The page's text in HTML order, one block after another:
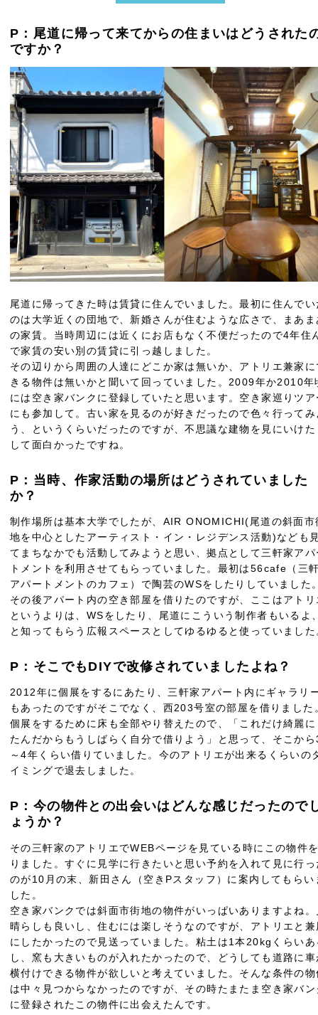
P：尾道に帰って来てからの住まいはどうされた
ですか？
尾道に帰ってきた時は賃貸に住んでいました。最初に住んでい
のは大学近くの団地で、新婚さんが住むような広さで、まあま
の家賃。当時周辺には近くにお店もなく不便だったので4年住
で家賃の安い別の賃貸に引っ越しました。
その辺りから周囲の人達にどこか家は無いか、アトリエ兼家に
きる物件は無いかと聞いて回っていました。2009年か2010年
には空き家バンクに登録していたと思います。空き家巡りツア
にも参加して。古い家を見るのが好きだったので色々行ってみ
う、というくらいだったのですが、不思議な建物を見にいけた
して面白かったですね。
P：当時、作家活動の場所はどうされていました
か？
制作場所は基本大学でしたが、AIR ONOMICHI(尾道の斜面市
地を中心としたアーティスト・イン・レジデンス活動)なども
てまちなかでも活動してみようと思い、拠点として三軒家アパ
トメントを利用させてもらっていました。最初は56cafe（三
アパートメントのカフェ）で陶芸のWSをしたりしていました
その後アパート内の空き部屋を借りたのですが、ここはアトリ
というよりは、WSをしたり、尾道にこういう制作者もいるよ
と知ってもらう広報スペースとしてゆるゆると使っていました
P：そこでもDIYで改修されていましたよね？
2012年に個展をするにあたり、三軒家アパート内にギャラリ
もあったのですがそこでなく、西203号室の部屋を借りました
個展をするために床も全部やり替えたので、「これだけ綺麗に
たんだからもうしばらく自分で借りよう」と思って、そこか
～4年くらい借りていました。今のアトリエが出来るくらいの
イミングで退去しました。
P：今の物件との出会いはどんな感じだったので
ょうか？
その三軒家のアトリエでWEBページを見ている時にこの物件
りました。すぐに見学に行きたいと思い予約を入れて見に行っ
のが10月の末、新田さん（空きPスタッフ）に案内してもらい
した。
空き家バンクでは斜面市街地の物件がいっぱいありますよね。
晴らしも良いし、住むには楽しそうなのですが、アトリエと兼
にしたかったので見送っていました。粘土は1本20kgくらいあ
し、窯も大きいものが入れたかったので、どうしても道路に車
横付けできる物件が欲しいと考えていました。そんな条件の物
は中々見つからなかったのですが、その時たまたま空き家バン
に登録されたこの物件に出会えたんです。